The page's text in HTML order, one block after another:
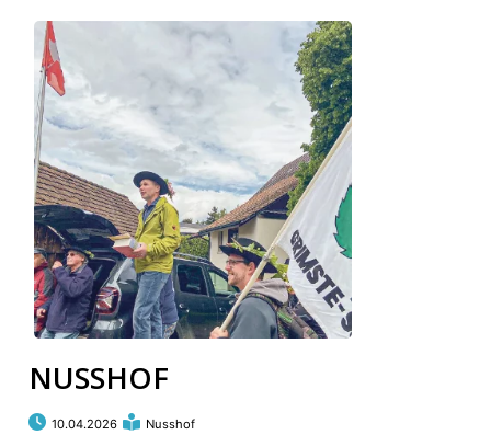
NUSSHOF
10.04.2026 Nusshof